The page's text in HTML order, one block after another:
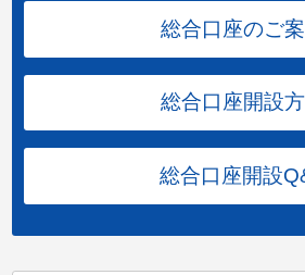
総合口座のご
総合口座開設
総合口座開設